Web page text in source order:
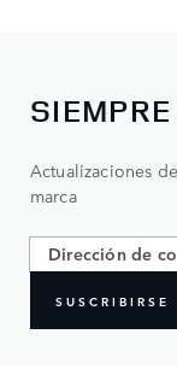
Actualizaciones
marca
SUSCRIBIRSE